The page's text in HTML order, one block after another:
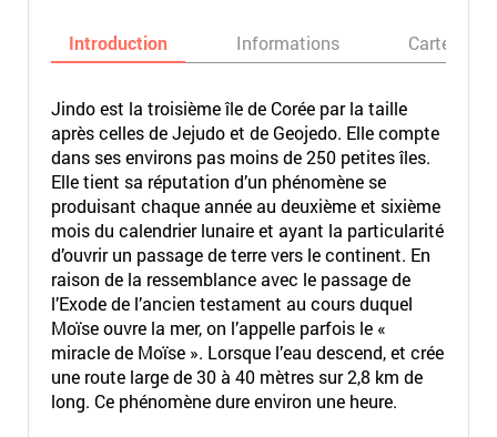
Introduction Informations Carte
Jindo est la troisième île de Corée par la taille
après celles de Jejudo et de Geojedo. Elle compte
dans ses environs pas moins de 250 petites îles.
Elle tient sa réputation d’un phénomène se
produisant chaque année au deuxième et sixième
mois du calendrier lunaire et ayant la particularité
d’ouvrir un passage de terre vers le continent. En
raison de la ressemblance avec le passage de
l’Exode de l’ancien testament au cours duquel
Moïse ouvre la mer, on l’appelle parfois le «
miracle de Moïse ». Lorsque l’eau descend, et crée
une route large de 30 à 40 mètres sur 2,8 km de
long. Ce phénomène dure environ une heure.